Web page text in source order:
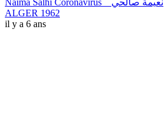
Naima Salhi Coronavirus _ نعيمة صالحي
ALGER 1962
il y a 6 ans